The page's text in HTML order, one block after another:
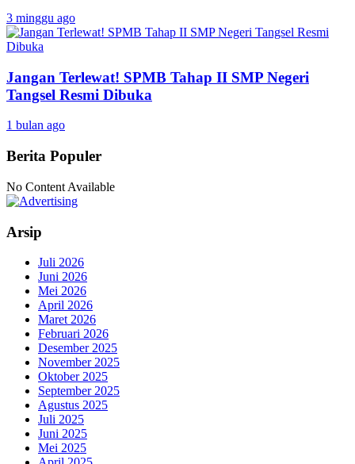
3 minggu ago
Jangan Terlewat! SPMB Tahap II SMP Negeri
Tangsel Resmi Dibuka
1 bulan ago
Berita Populer
No Content Available
Arsip
Juli 2026
Juni 2026
Mei 2026
April 2026
Maret 2026
Februari 2026
Desember 2025
November 2025
Oktober 2025
September 2025
Agustus 2025
Juli 2025
Juni 2025
Mei 2025